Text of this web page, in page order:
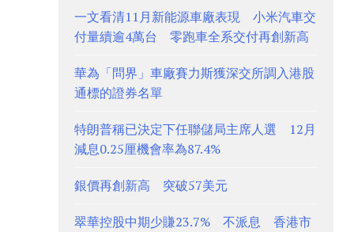
一文看清11月新能源車廠表現 小米汽車交
付量續逾4萬台 零跑車全系交付再創新高
華為「問界」車廠賽力斯獲深交所調入港股
通標的證券名單
特朗普稱已決定下任聯儲局主席人選 12月
減息0.25厘機會率為87.4%
銀價再創新高 突破57美元
翠華控股中期少賺23.7% 不派息 香港市